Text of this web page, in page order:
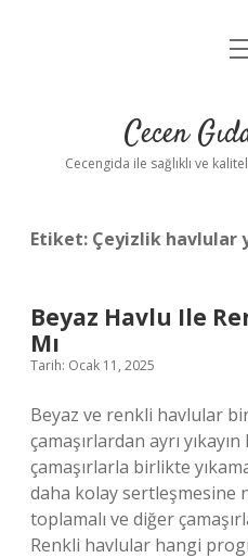
Yasal
Cecen
Cecengida ile sağlıklı ve
Etiket: Çeyizlik havlular
Beyaz Havlu Ile
Mı
Tarih: Ocak 11, 2025
Beyaz ve renkli havlular
çamaşırlardan ayrı
çamaşırlarla birlikte
daha kolay sertleşmesine
toplamalı ve diğer
Renkli havlular hangi